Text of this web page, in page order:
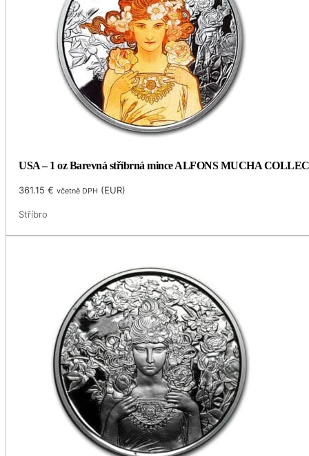
USA – 1 oz Barevná stříbrná mince ALFONS MUCHA
361.15€ včetně DPH (EUR)
Stříbro